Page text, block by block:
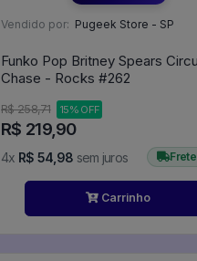
Vendido por: Pugeek Store - SP
Funko Pop Britney Spears
Chase - Rocks #262
R$ 258,71 15% OFF
R$ 219,90
4x R$ 54,98 sem juros
Carrinho